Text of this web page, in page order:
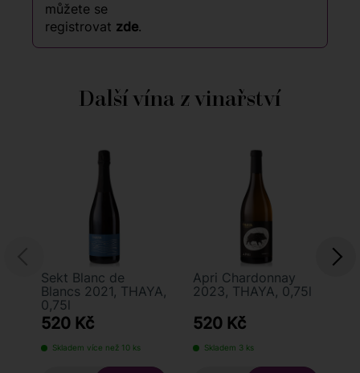
můžete se
registrovat zde.
Další vína z vinařství
Sekt Blanc de
Blancs 2021, THAYA,
0,75l
520 Kč
Skladem více než 10 ks
Apri Chardonnay
2023, THAYA, 0,75l
520 Kč
Skladem 3 ks